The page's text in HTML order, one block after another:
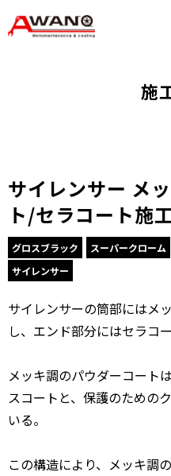
施
サイレンサー メ
ト/セラコート施
グロスブラック スーパークローム
サイレンサー
サイレンサーの筒部にはメ
し、エンド部分にはセラコ
メッキ調のパウダーコート
スコートと、保護のための
いる。
この構造により、メッキ調